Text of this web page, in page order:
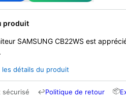
produit
SAMSUNG CB22WS est
les détails du produit
sécurisé ↩Politique de retour 📦